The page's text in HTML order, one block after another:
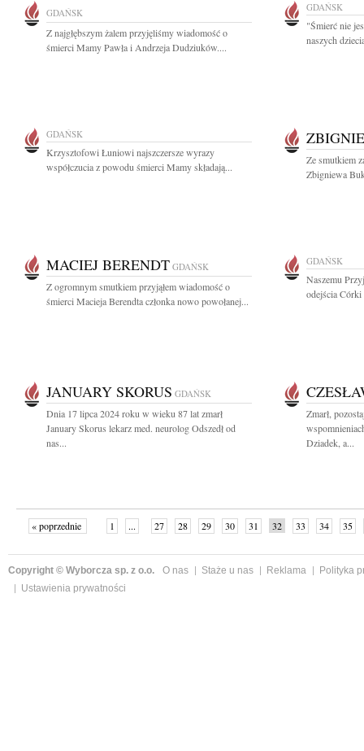
GDAŃSK
Z najgłębszym żalem przyjęliśmy wiadomość o
śmierci Mamy Pawła i Andrzeja Dudziuków....
GDAŃSK
"Śmierć nie
naszych
GDAŃSK
Krzysztofowi Łuniowi najszczersze wyrazy
współczucia z powodu śmierci Mamy składają...
Ze smutkiem
Zbigniewa
MACIEJ BERENDT GDAŃSK
Z ogromnym smutkiem przyjąłem wiadomość o
śmierci Macieja Berendta członka nowo powołanej...
GDAŃSK
Naszemu
odejścia Córki
JANUARY SKORUS GDAŃSK
Dnia 17 lipca 2024 roku w wieku 87 lat zmarł
January Skorus lekarz med. neurolog Odszedł od
nas...
Zmarł,
Dziadek, a...
« poprzednie 1 ... 27 28 29 30 31 32 33 34
35
Copyright © Wyborcza sp. z o.o. O nas Staże u nas Reklama
Polityka
Ustawienia prywatności